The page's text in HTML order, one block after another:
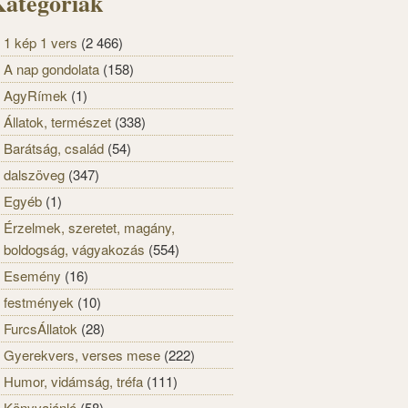
1 kép 1 vers (2 466)
A nap gondolata (158)
AgyRímek (1)
Állatok, természet (338)
Barátság, család (54)
dalszöveg (347)
Egyéb (1)
Érzelmek, szeretet, magány,
boldogság, vágyakozás (554)
Esemény (16)
festmények (10)
FurcsÁllatok (28)
Gyerekvers, verses mese (222)
Humor, vidámság, tréfa (111)